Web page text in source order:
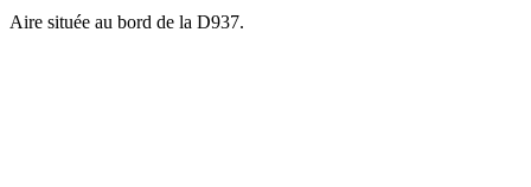
Aire située au bord de la D937.